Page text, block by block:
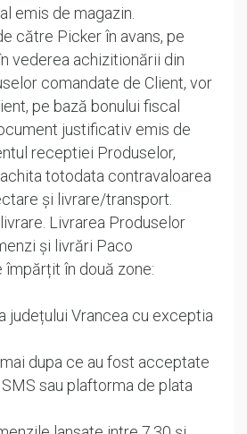
emis de magazin.
către Picker în avans, pe
vederea achizitionării din
comandate de Client, vor
pe bază bonului fiscal
justificativ emis de
receptiei Produselor,
totodata contravaloarea
și livrare/transport.
Livrarea Produselor
și livrări Paco
în două zone:
județului Vrancea cu exceptia
dupa ce au fost acceptate
sau plaftorma de plata